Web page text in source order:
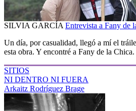
SILVIA GARCÍA Entrevista a Fany de
Un día, por casualidad, llegó a mí el
esta obra. Y encontré a Fany de la Chica.
SITIOS
NI DENTRO NI FUERA
Arkaitz Rodríguez Brage